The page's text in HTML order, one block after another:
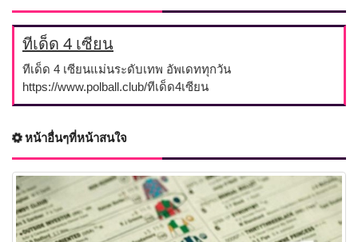
ทีเด็ด 4 เซียน
ทีเด็ด 4 เซียนแม่นระดับเทพ อัพเดททุกวัน
https://www.polball.club/ทีเด็ด4เซียน
หน้าอื่นๆที่หน้าสนใจ